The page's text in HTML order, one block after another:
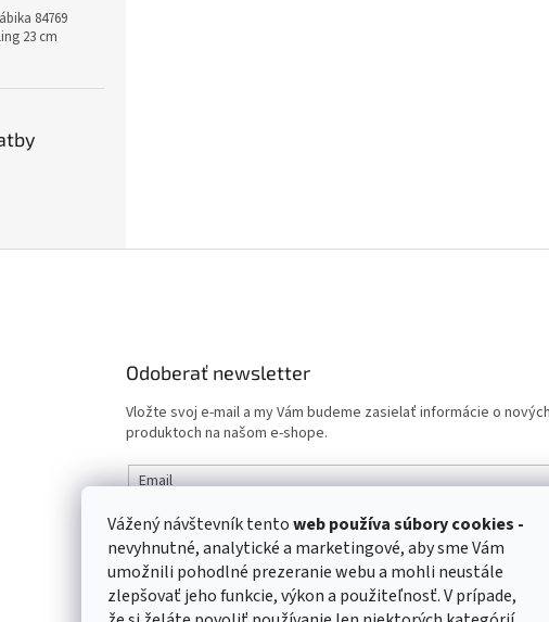
Vážený návštevník tentoweb používasúbory cookies -
nevyhnutné, analytické a marketingové, aby sme Vám
umožnili pohodlné prezeranie webu a mohli neustále
zlepšovať jeho funkcie, výkon a použiteľnosť. V prípade,
84769
23 cm
Odoberať newsletter
Vložte svoj e-mail a my Vám budeme zasielať informácie o nových
produktoch na našom e-shope.
Email
Vložením e-mailu súhlasíte spodmienkami ochrany osobných
údajov
PRIHLÁSIŤ SA